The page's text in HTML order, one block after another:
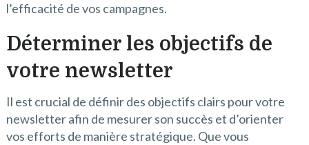
l’efficacité de vos campagnes.
Déterminer les objectifs de
votre newsletter
Il est crucial de définir des objectifs clairs pour votre
newsletter afin de mesurer son succès et d’orienter
vos efforts de manière stratégique. Que vous